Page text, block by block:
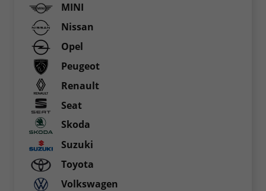
MINI
Nissan
Opel
Peugeot
Renault
Seat
Skoda
Suzuki
Toyota
Volkswagen